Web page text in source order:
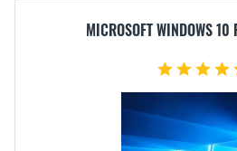
MICROSOFT WINDOWS 10